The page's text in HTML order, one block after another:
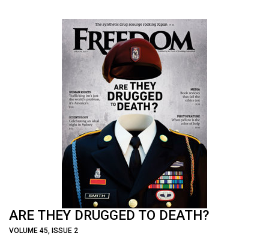
ARE THEY DRUGGED TO DEATH?
VOLUME 45, ISSUE 2